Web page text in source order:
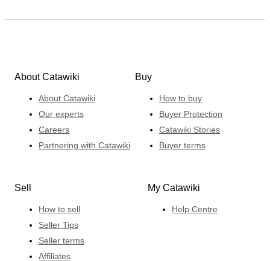
About Catawiki
About Catawiki
Our experts
Careers
Partnering with Catawiki
Buy
How to buy
Buyer Protection
Catawiki Stories
Buyer terms
Sell
How to sell
Seller Tips
Seller terms
Affiliates
My Catawiki
Help Centre